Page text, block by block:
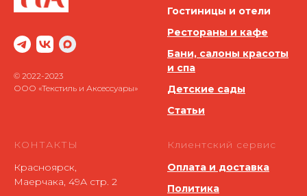
© 2022-2023
ООО «Текстиль и Аксессуары»
Гостиницы и отели
Рестораны и кафе
Бани, салоны красоты
и спа
Детские сады
Статьи
КОНТАКТЫ
Красноярск,
Маерчака, 49А стр. 2
Клиентский сервис
Оплата и доставка
Политика